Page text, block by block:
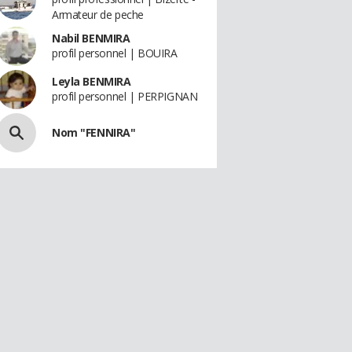
Armateur de peche
Nabil BENMIRA
profil personnel | BOUIRA
Leyla BENMIRA
profil personnel | PERPIGNAN
Nom "FENNIRA"